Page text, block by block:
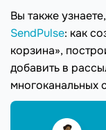
Вы также
SendPulse: как
корзина»,
добавить в
многоканальных